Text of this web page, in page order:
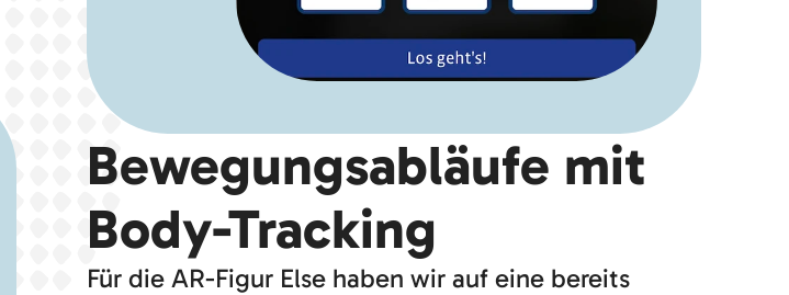
Bewegungsabläufe mit
Body-Tracking
Für die AR-Figur Else haben wir auf eine bereits